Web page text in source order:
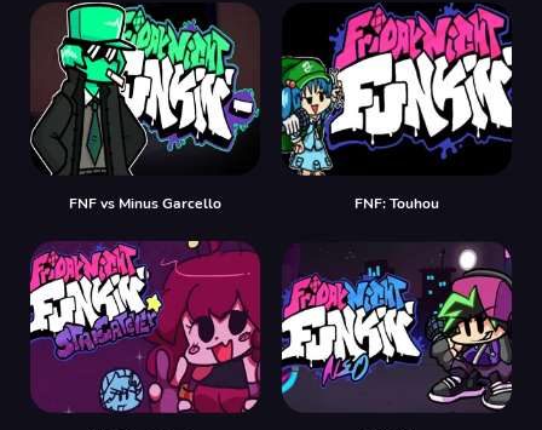
FNF vs Minus Garcello FNF: Touhou